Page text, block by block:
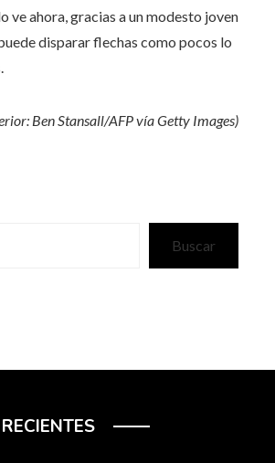
ve ahora, gracias a un modesto joven
disparar flechas como pocos lo
Ben Stansall/AFP vía Getty Images)
Buscar